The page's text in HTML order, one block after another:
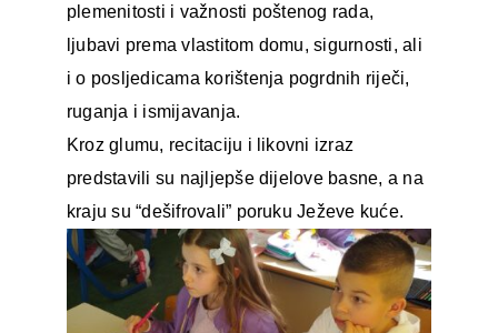
plemenitosti i važnosti poštenog rada,
ljubavi prema vlastitom domu, sigurnosti, ali
i o posljedicama korištenja pogrdnih riječi,
ruganja i ismijavanja.
Kroz glumu, recitaciju i likovni izraz
predstavili su najljepše dijelove basne, a na
kraju su “dešifrovali” poruku Ježeve kuće.